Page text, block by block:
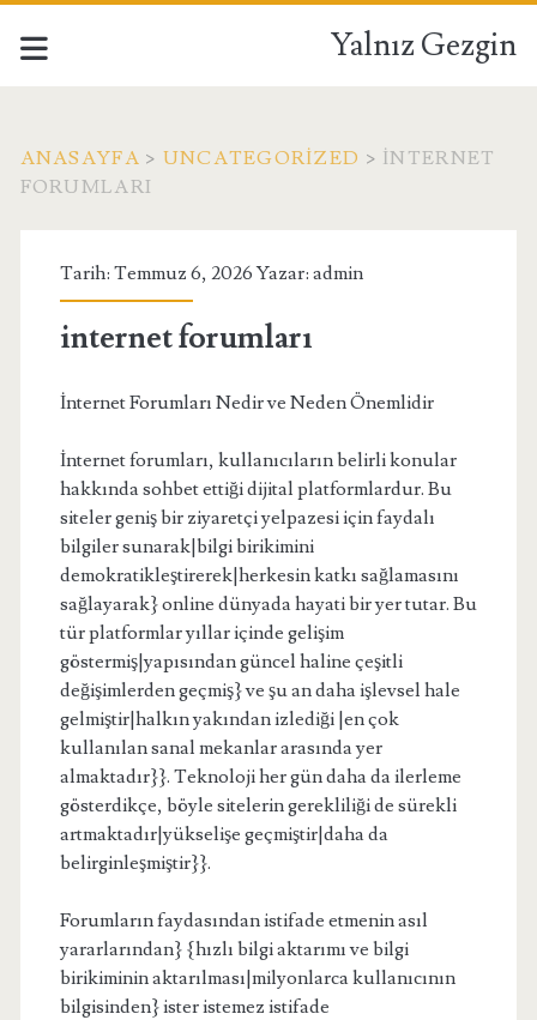
Yalnız Gezgin
ANASAYFA > UNCATEGORIZED > INTERNET
FORUMLARI
Tarih: Temmuz 6, 2026 Yazar: admin
internet forumları
İnternet Forumları Nedir ve Neden Önemlidir
İnternet forumları, kullanıcıların belirli konular
hakkında sohbet ettiği dijital platformlardur. Bu
siteler geniş bir ziyaretçi yelpazesi için faydalı
bilgiler sunarak|bilgi birikimini
demokratikleştirerek|herkesin katkı sağlamasını
sağlayarak} online dünyada hayati bir yer tutar. Bu
tür platformlar yıllar içinde gelişim
göstermiş|yapısından güncel haline çeşitli
değişimlerden geçmiş} ve şu an daha işlevsel hale
gelmiştir|halkın yakından izlediği |en çok
kullanılan sanal mekanlar arasında yer
almaktadır}}. Teknoloji her gün daha da ilerleme
gösterdikçe, böyle sitelerin gerekliliği de sürekli
artmaktadır|yükselişe geçmiştir|daha da
belirginleşmiştir}}.
Forumların faydasından istifade etmenin asıl
yararlarından} {hızlı bilgi aktarımı ve bilgi
birikiminin aktarılması|milyonlarca kullanıcının
bilgisinden} ister istemez istifade